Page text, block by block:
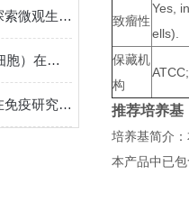
小鼠单核巨噬细胞如何探索微观生命科学？
探究BV2 （小鼠小胶质细胞）在中枢神经系统中的作用
说说小鼠单核巨噬细胞在免疫研究中的价值
致瘤性
Yes,
ells).
保藏机
构
推荐培养基
培养基简介
本产品中已